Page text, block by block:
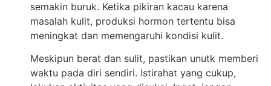
semakin buruk. Ketika pikiran kacau karena
masalah kulit, produksi hormon tertentu bisa
meningkat dan memengaruhi kondisi kulit.
Meskipun berat dan sulit, pastikan unutk memberi
waktu pada diri sendiri. Istirahat yang cukup,